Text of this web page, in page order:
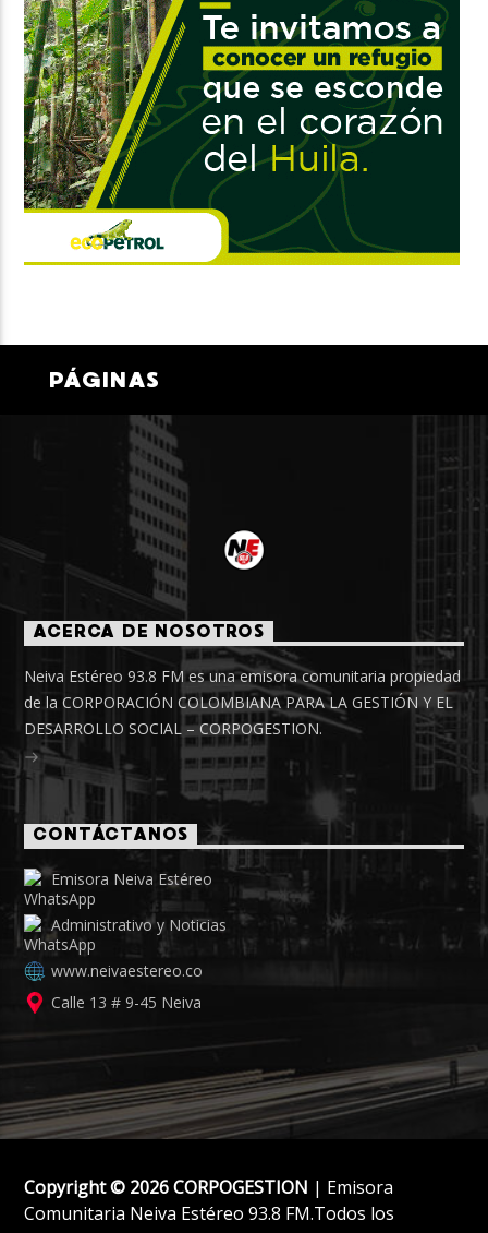
PÁGINAS
ACERCA DE NOSOTROS
Neiva Estéreo 93.8 FM es una emisora comunitaria propiedad
de la CORPORACIÓN COLOMBIANA PARA LA GESTIÓN Y EL
DESARROLLO SOCIAL – CORPOGESTION.
CONTÁCTANOS
Emisora Neiva Estéreo
Administrativo y Noticias
www.neivaestereo.co
Calle 13 # 9-45 Neiva
Copyright © 2026 CORPOGESTION | Emisora
Comunitaria Neiva Estéreo 93.8 FM.Todos los